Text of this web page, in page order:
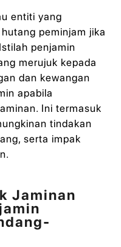
entiti yang
peminjam jika
penjamin
merujuk kepada
dan kewangan
apabila
Ini termasuk
tindakan
serta impak
Jaminan